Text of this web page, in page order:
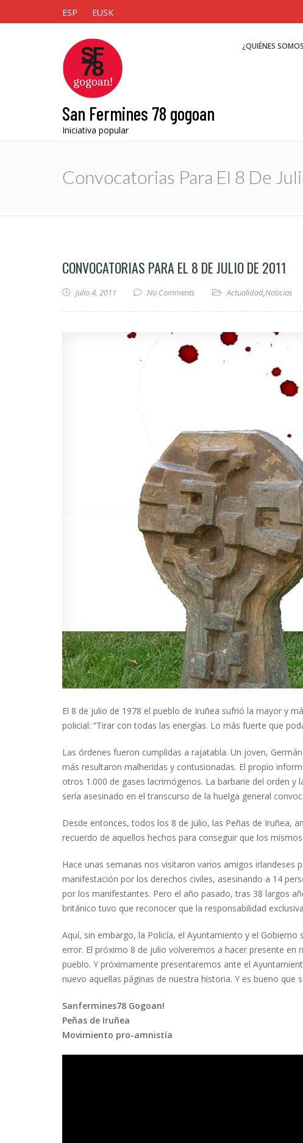
ESP EUSK
San Fermines 78 gogoan
Iniciativa popular
¿QUIÉNES
Convocatorias Para El 8 De
CONVOCATORIAS PARA EL 8 DE JULIO DE 2011
julio 4, 2011 No Comments Actualidad,Noticias
El 8 de julio de 1978 el pueblo de Iruñea sufrió la mayor y
policial: “Tirar con todas las energías. Lo más fuerte que
Las órdenes fueron cumplidas a rajatabla. Un joven,
más resultaron malheridas y contusionadas. El propio
otros 1.000 de gases lacrimógenos. La barbarie del orden
sería asesinado en el transcurso de la huelga general
Desde entonces, todos los 8 de julio, las Peñas de Iruñea,
recuerdo de aquellos hechos para conseguir que los mismos
Hace unas semanas nos visitaron varios amigos irlandeses
manifestación por los derechos civiles, asesinando a 14
por los manifestantes. Pero el año pasado, tras 38 largos
británico tuvo que reconocer que la responsabilidad
Aquí, sin embargo, la Policía, el Ayuntamiento y el
error. El próximo 8 de julio volveremos a hacer presente en
pueblo. Y próximamente presentaremos ante el
nuevo aquellas páginas de nuestra historia. Y es bueno
Sanfermines78 Gogoan!
Peñas de Iruñea
Movimiento pro-amnistía